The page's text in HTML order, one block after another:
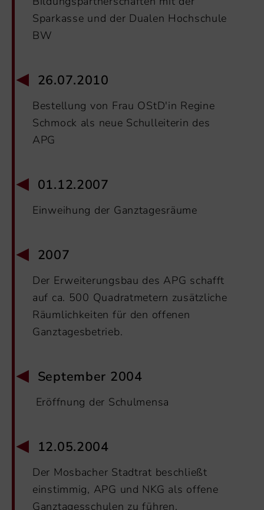
Sparkasse und der Dualen Hochschule
BW
26.07.2010
Bestellung von Frau OStD'in Regine
Schmock als neue Schulleiterin des
APG
01.12.2007
Einweihung der Ganztagesräume
2007
Der Erweiterungsbau des APG schafft
auf ca. 500 Quadratmetern zusätzliche
Räumlichkeiten für den offenen
Ganztagesbetrieb.
September 2004
Eröffnung der Schulmensa
12.05.2004
Der Mosbacher Stadtrat beschließt
einstimmig, APG und NKG als offene
Ganztagesschulen zu führen.